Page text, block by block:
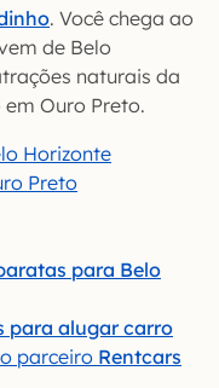
. Você chega ao
de Belo
naturais da
Ouro Preto.
Horizonte
Preto
para Belo
para alugar carro
parceiro Rentcars